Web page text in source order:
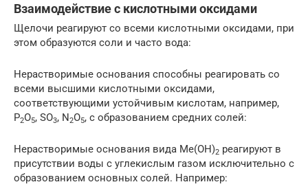
Взаимодействие с кислотными оксидами
Щелочи реагируют со всеми кислотными оксидами, при
этом образуются соли и часто вода:
Нерастворимые основания способны реагировать со
всеми высшими кислотными оксидами,
соответствующими устойчивым кислотам, например,
P2O5, SO3, N2O5, с образованием средних солей:
Нерастворимые основания вида Me(OH)2 реагируют в
присутствии воды с углекислым газом исключительно с
образованием основных солей. Например: